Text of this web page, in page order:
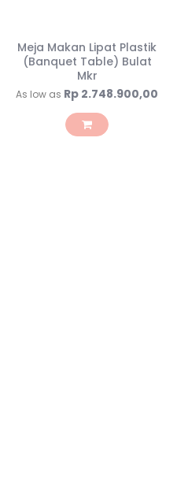
Meja Makan Lipat Plastik
(Banquet Table) Bulat
Mkr
As low as Rp 2.748.900,00